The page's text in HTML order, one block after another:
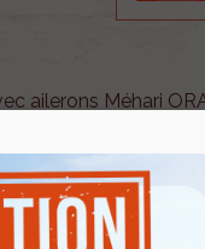
ailerons Méhari
d'envois est à
en cas de